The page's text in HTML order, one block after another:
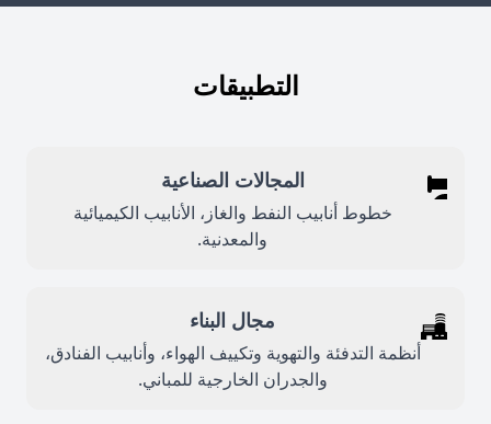
التطبيقات
المجالات الصناعية
خطوط أنابيب النفط والغاز، الأنابيب الكيميائية
والمعدنية.
مجال البناء
أنظمة التدفئة والتهوية وتكييف الهواء، وأنابيب الفنادق،
والجدران الخارجية للمباني.